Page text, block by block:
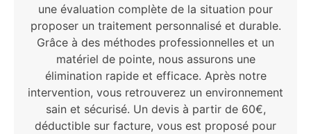
une évaluation complète de la situation pour
proposer un traitement personnalisé et durable.
Grâce à des méthodes professionnelles et un
matériel de pointe, nous assurons une
élimination rapide et efficace. Après notre
intervention, vous retrouverez un environnement
sain et sécurisé. Un devis à partir de 60€,
déductible sur facture, vous est proposé pour